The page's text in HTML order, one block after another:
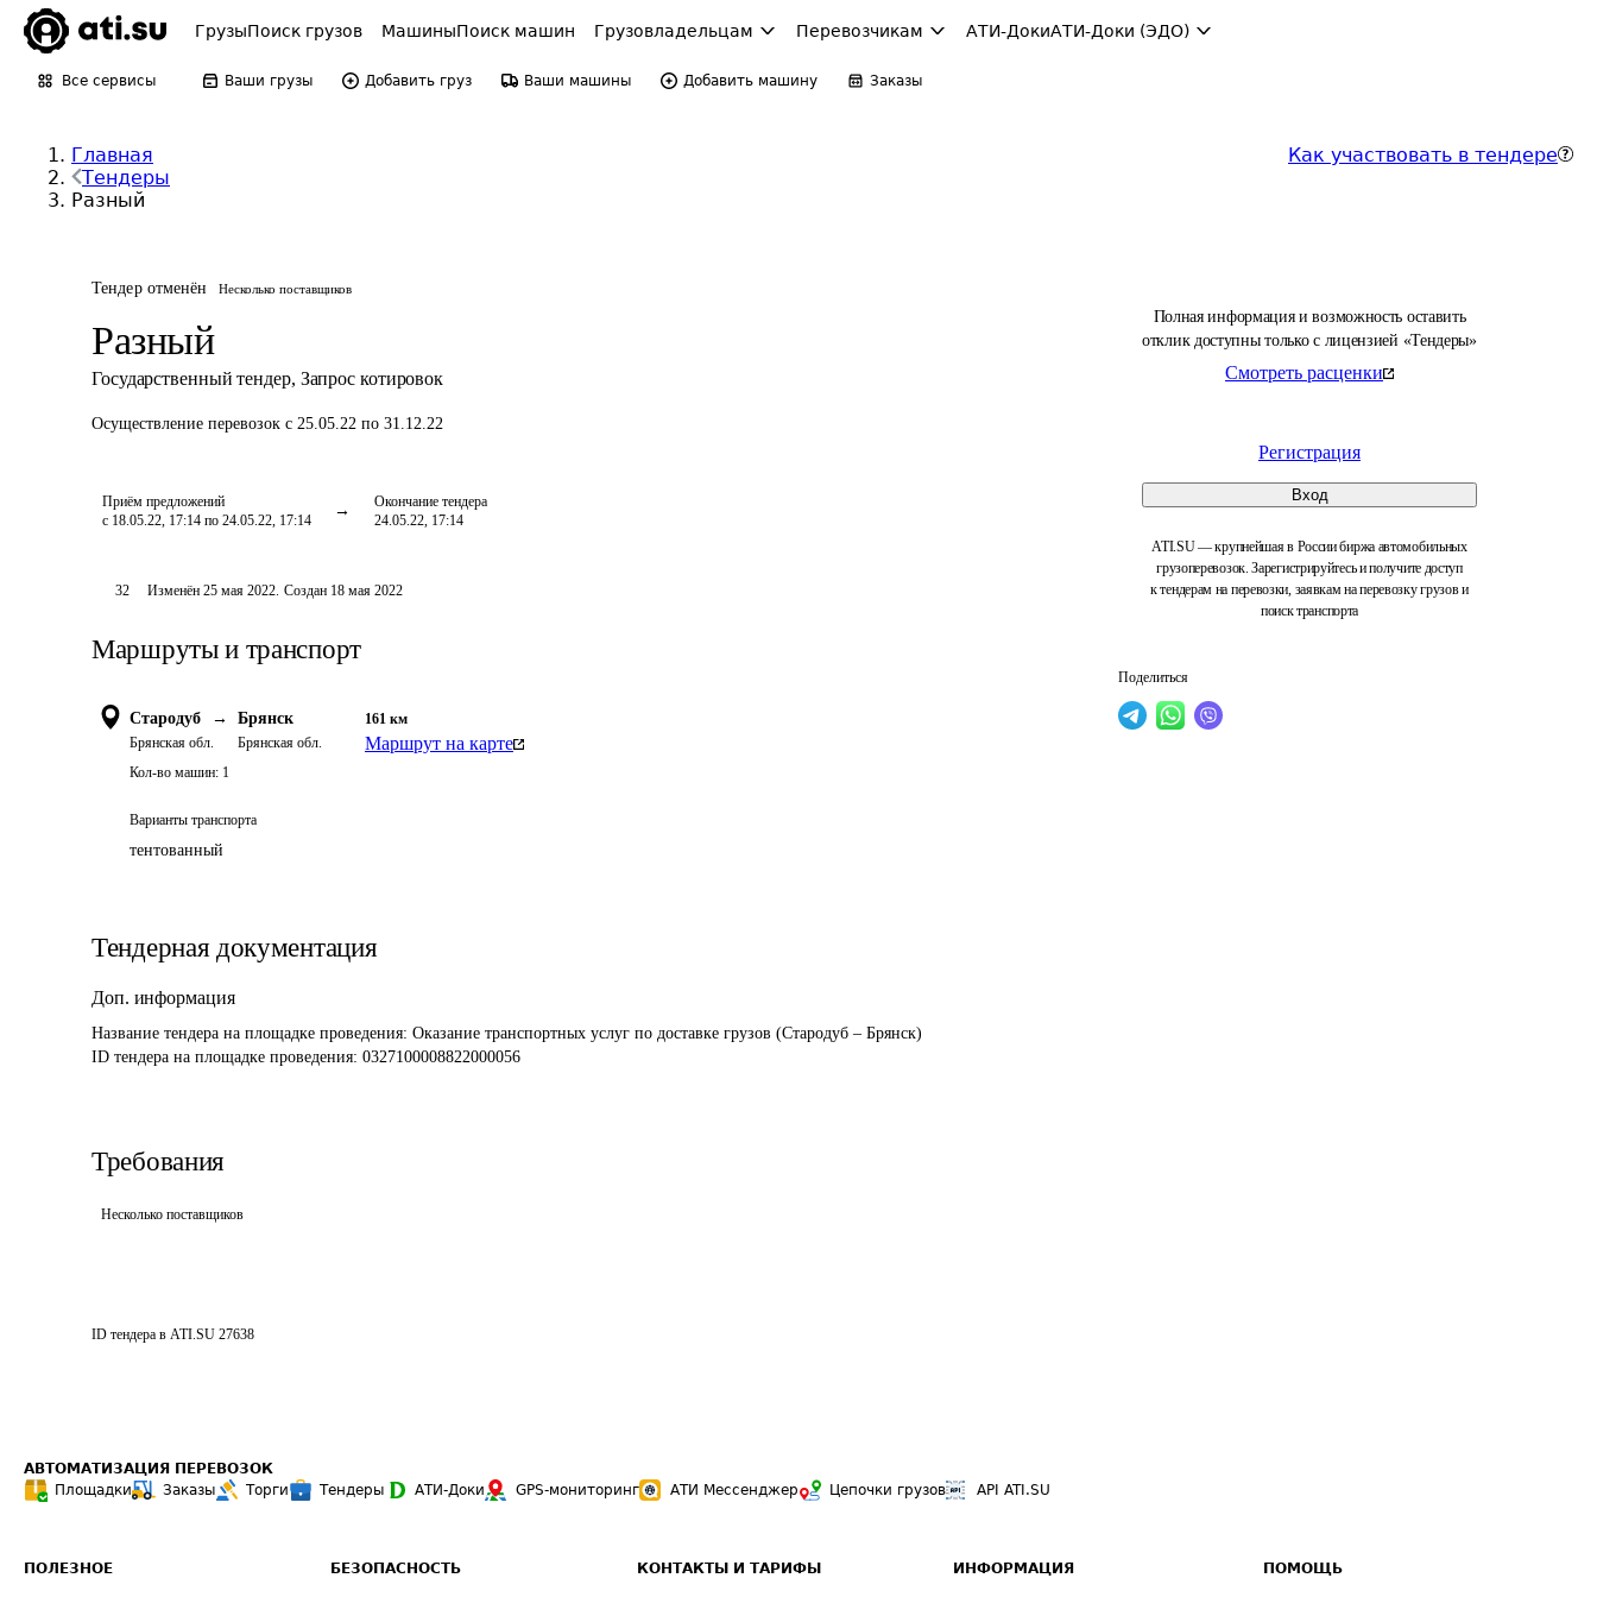
ГрузыПоиск грузов МашиныПоиск машин Грузовладельцам Перевозчикам АТИ-ДокиАТИ-Доки (ЭДО)
Все сервисы Ваши грузы Добавить груз Ваши машины Добавить машину Заказы
Главная
Тендеры
Разный
Как участвовать в тендере
Тендер отменён Несколько поставщиков
Разный
Государственный тендер, Запрос котировок
Осуществление перевозок с 25.05.22 по 31.12.22
Приём предложений
с 18.05.22, 17:14 по 24.05.22, 17:14
Окончание тендера
24.05.22, 17:14
Полная информация и возможность оставить
отклик доступны только с лицензией «Тендеры»
Смотреть расценки
Регистрация
Вход
ATI.SU — крупнейшая в России биржа автомобильных
грузоперевозок. Зарегистрируйтесь и получите доступ
к тендерам на перевозки, заявкам на перевозку грузов и
поиск транспорта
Поделиться
32 Изменён25 мая 2022. Создан 18 мая 2022
Маршруты и транспорт
Стародуб →
Брянская обл.
Брянск
Брянская обл.
161 км
Маршрут на карте
Кол-во машин: 1
Варианты транспорта
тентованный
Тендерная документация
Доп. информация
Название тендера на площадке проведения: Оказание транспортных услуг по доставке грузов (Стародуб – Брянск)
ID тендера на площадке проведения: 0327100008822000056
Требования
Несколько поставщиков
ID тендера в ATI.SU 27638
АВТОМАТИЗАЦИЯ ПЕРЕВОЗОК
Площадки
Заказы Торги Тендеры АТИ-Доки GPS-мониторинг АТИ Мессенджер Цепочки грузов API ATI.SU
ПОЛЕЗНОЕ БЕЗОПАСНОСТЬ КОНТАКТЫ И ТАРИФЫ ИНФОРМАЦИЯ ПОМОЩЬ